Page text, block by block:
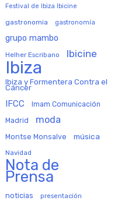
Festival de Ibiza Ibicine
gastronomia gastronomía
grupo mambo
Helher Escribano Ibicine
Ibiza
Ibiza y Formentera Contra el
Cáncer
IFCC Imam Comunicación
Madrid moda
Montse Monsalve música
Navidad
Nota de
Prensa
noticias presentación